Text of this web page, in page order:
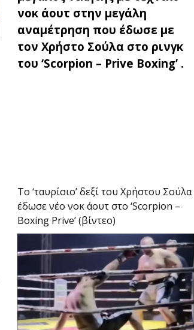
νοκ άουτ στην μεγάλη
αναμέτρηση που έδωσε με
τον Χρήστο Σούλα στο ρινγκ
του ‘Scorpion – Prive Boxing’ .
Το ‘ταυρίσιο’ δεξί του Χρήστου Σούλα
έδωσε νέο νοκ άουτ στο ‘Scorpion –
Boxing Prive’ (βίντεο)